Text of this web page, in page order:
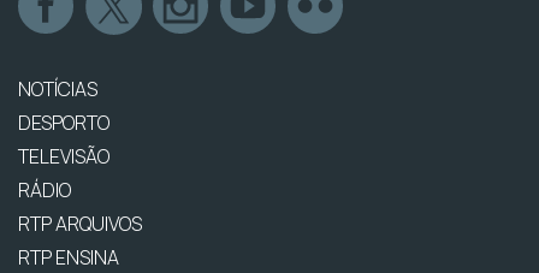
NOTÍCIAS
DESPORTO
TELEVISÃO
RÁDIO
RTP ARQUIVOS
RTP ENSINA